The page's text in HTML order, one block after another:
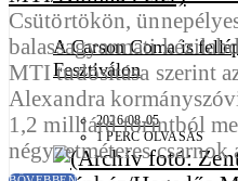
A Carson Coma is
Fesztiválon
2026-08-05
1 PERC OLVASÁS
Csütörtökön,
balassagyarmati
MTI tudósítása szerint
Alexandra
1,2 milliárd forintból
négyzetméteres